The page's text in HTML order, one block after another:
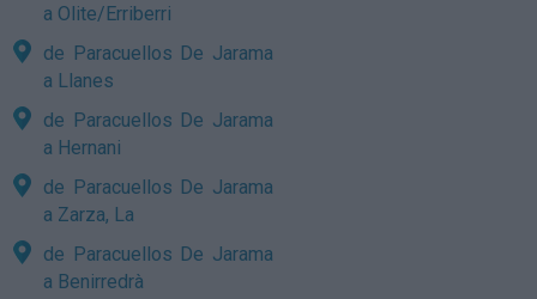
a Olite/Erriberri
de Paracuellos De Jarama
a Llanes
de Paracuellos De Jarama
a Hernani
de Paracuellos De Jarama
a Zarza, La
de Paracuellos De Jarama
a Benirredrà